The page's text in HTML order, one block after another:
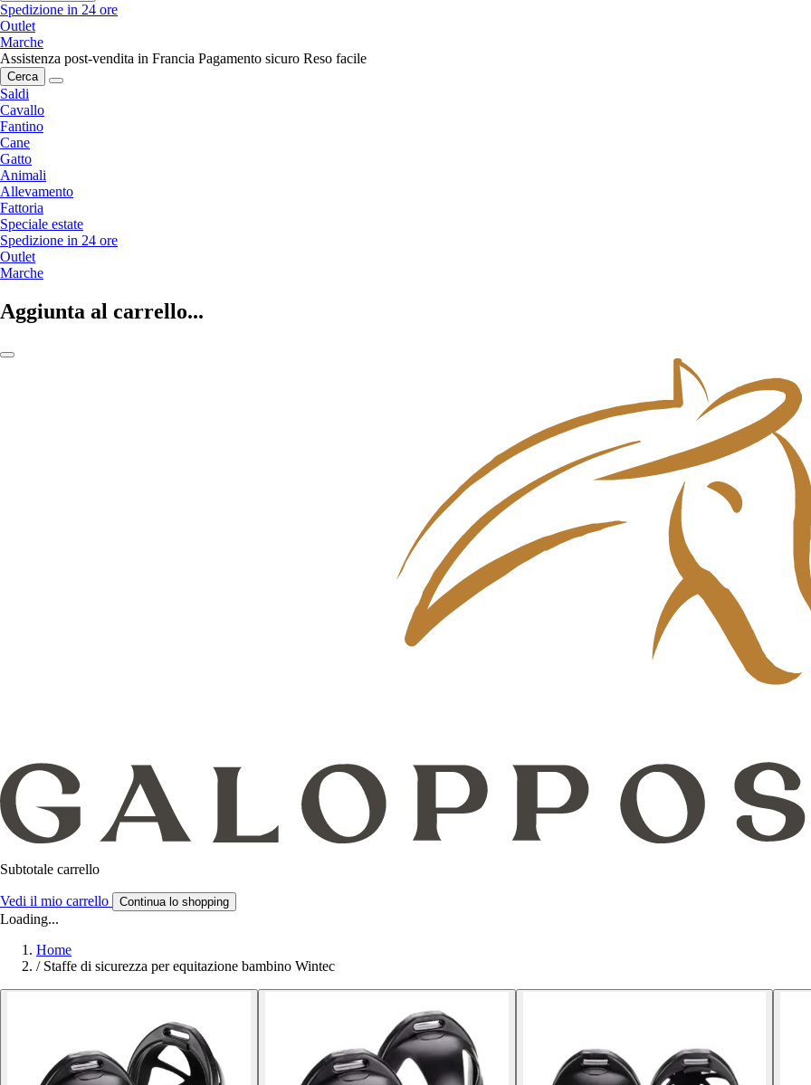
Spedizione in 24 ore
Outlet
Marche
Assistenza post-vendita in Francia Pagamento sicuro Reso facile
Cerca
Saldi
Cavallo
Fantino
Cane
Gatto
Animali
Allevamento
Fattoria
Speciale estate
Spedizione in 24 ore
Outlet
Marche
Aggiunta al carrello...
Subtotale carrello
Vedi il mio carrello Continua lo shopping
Loading...
Home
/ Staffe di sicurezza per equitazione bambino Wintec